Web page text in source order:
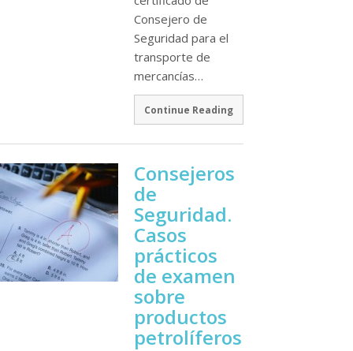
Consejero de
Seguridad para el
transporte de
mercancí­as…
Continue Reading
Consejeros
de
Seguridad.
Casos
prácticos
de examen
sobre
productos
petrolí­feros